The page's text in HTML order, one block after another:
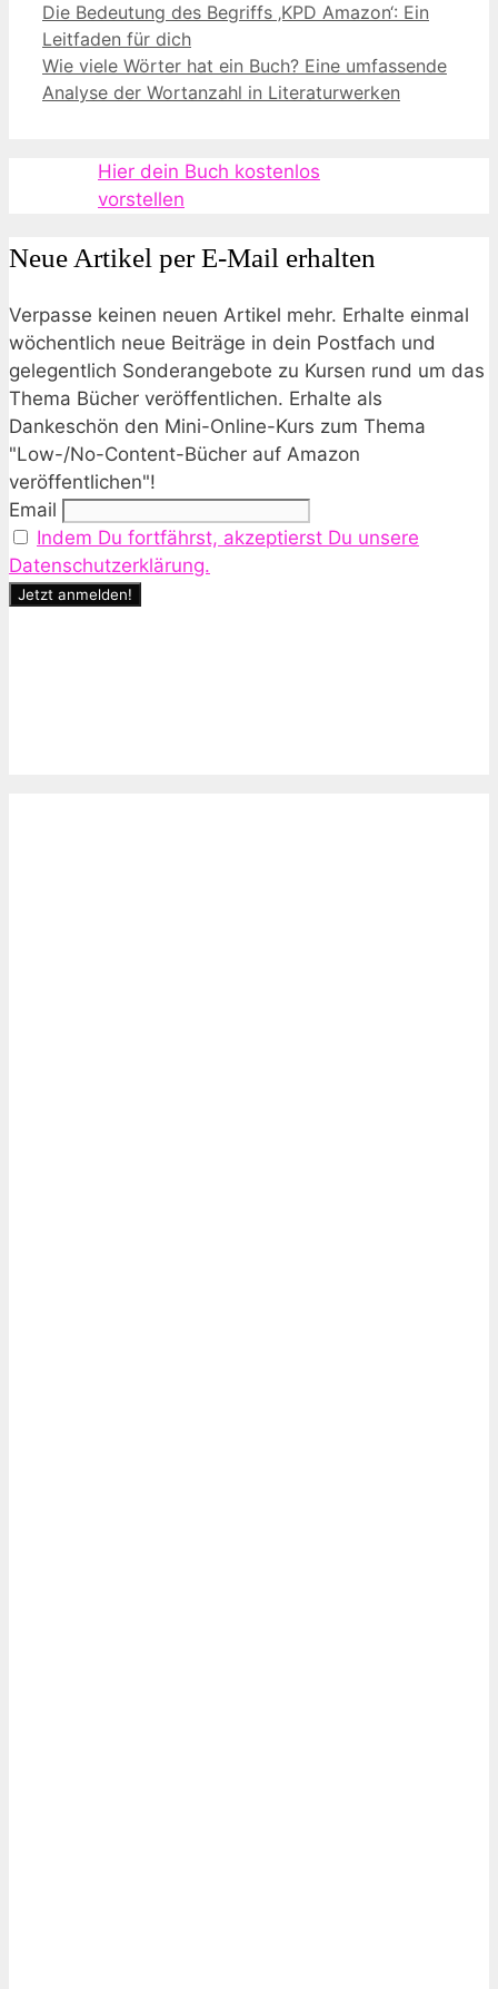
Die Bedeutung des Begriffs ‚KPD Amazon‘: Ein
Leitfaden für dich
Wie viele Wörter hat ein Buch? Eine umfassende
Analyse der Wortanzahl in Literaturwerken
Hier dein Buch kostenlos
vorstellen
Neue Artikel per E-Mail erhalten
Verpasse keinen neuen Artikel mehr. Erhalte einmal
wöchentlich neue Beiträge in dein Postfach und
gelegentlich Sonderangebote zu Kursen rund um das
Thema Bücher veröffentlichen. Erhalte als
Dankeschön den Mini-Online-Kurs zum Thema
"Low-/No-Content-Bücher auf Amazon
veröffentlichen"!
Email
Indem Du fortfährst, akzeptierst Du unsere
Datenschutzerklärung.